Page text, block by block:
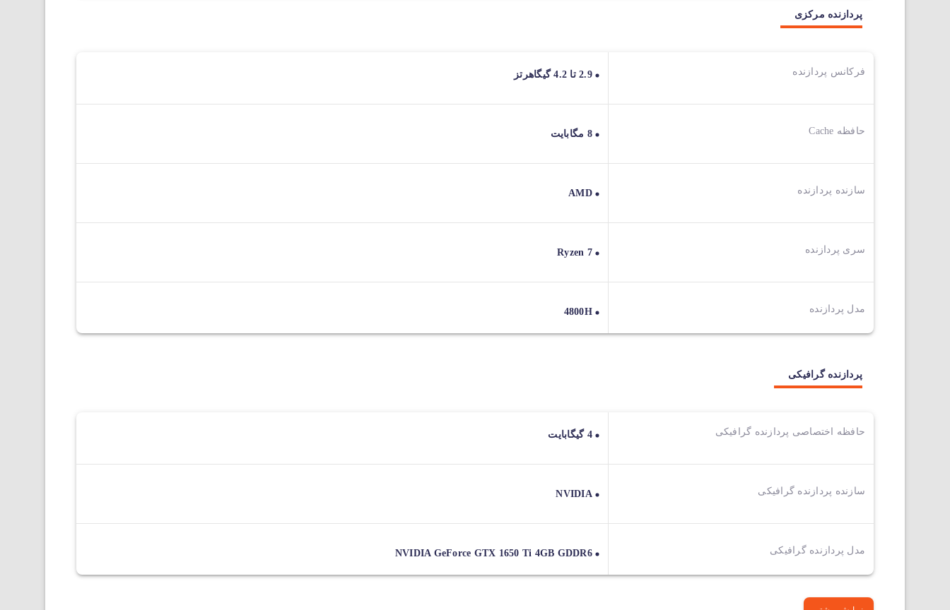
پردازنده مرکزی
فرکانس پردازنده 2.9 تا 4.2 گیگاهرتز
حافظه Cache 8 مگابایت
سازنده پردازنده AMD
سری پردازنده Ryzen 7
مدل پردازنده 4800H
پردازنده گرافیکی
حافظه اختصاصی پردازنده گرافیکی 4 گیگابایت
سازنده پردازنده گرافیکی NVIDIA
مدل پردازنده گرافیکی NVIDIA GeForce GTX 1650 Ti 4GB GDDR6